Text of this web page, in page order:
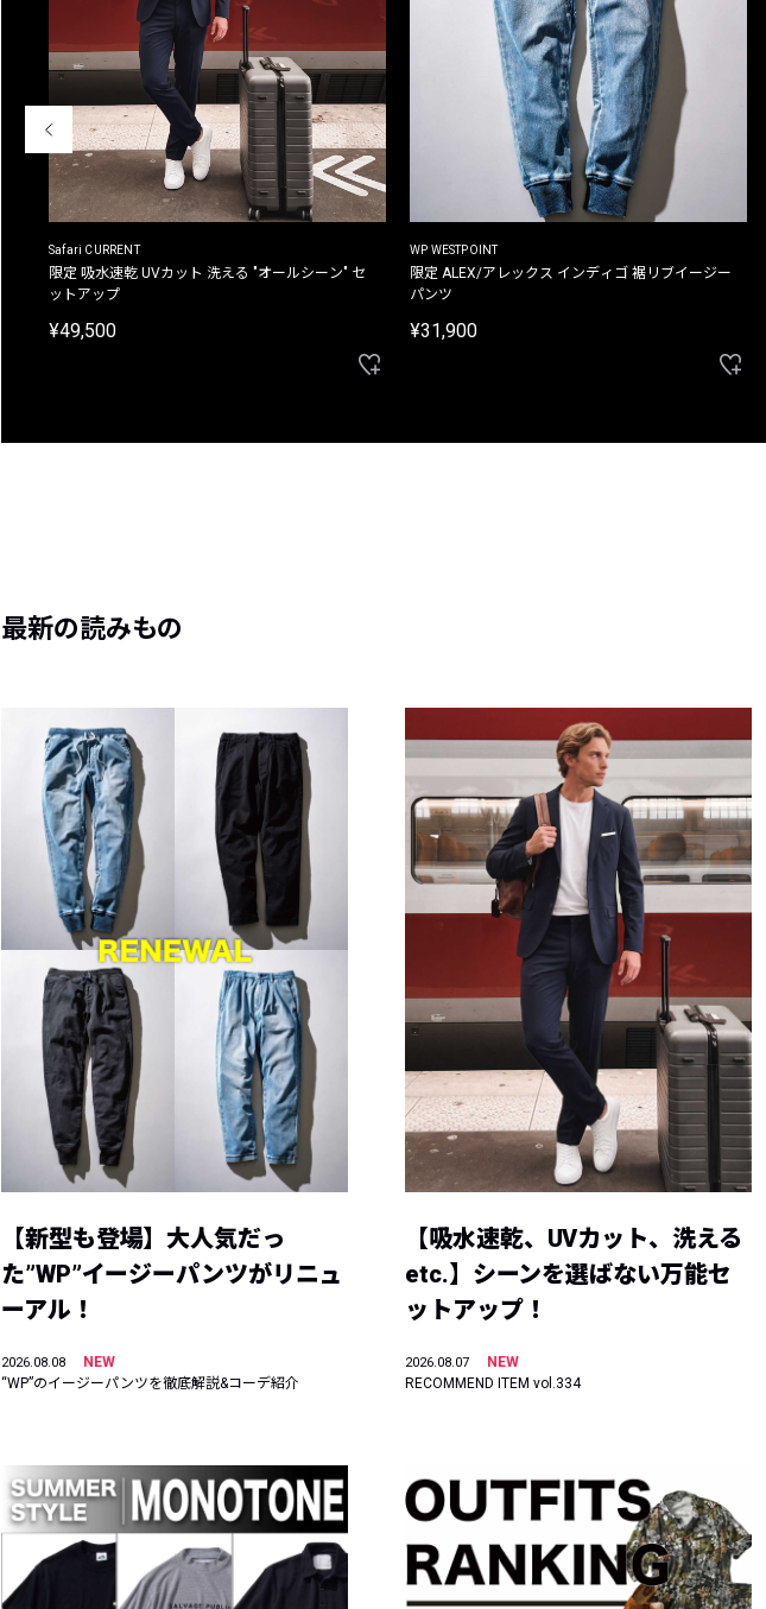
Safari CURRENT
限定 吸水速乾 UVカット 洗える "オールシーン" セ
ットアップ
¥49,500
WP WESTPOINT
限定 ALEX/アレックス インディゴ 裾リブイージー
パンツ
¥31,900
最新の読みもの
【新型も登場】大人気だっ
た”WP”イージーパンツがリニュ
ーアル！
2026.08.08
NEW
“WP”のイージーパンツを徹底解説&コーデ紹介
【吸水速乾、UVカット、洗える
etc.】シーンを選ばない万能セ
ットアップ！
2026.08.07
NEW
RECOMMEND ITEM vol.334